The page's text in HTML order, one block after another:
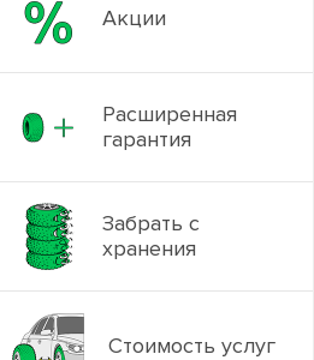
Акции
Расширенная
гарантия
Забрать с
хранения
Стоимость услуг